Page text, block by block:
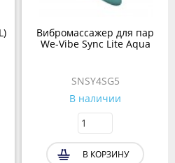
Вибромассажер для пар
We-Vibe Sync Lite Aqua
SNSY4SG5
В наличии
В КОРЗИНУ